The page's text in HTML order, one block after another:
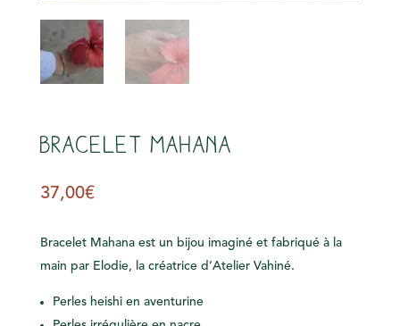
Bracelet Mahana
37,00€
Bracelet Mahana est un bijou imaginé et fabriqué à la
main par Elodie, la créatrice d’Atelier Vahiné.
Perles heishi en aventurine